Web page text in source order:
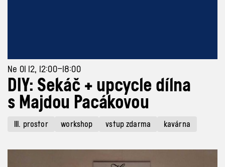
Ne 01 12, 12:00–18:00
DIY: Sekáč + upcycle dílna
s Majdou Pacákovou
III. prostor workshop vstup zdarma kavárna